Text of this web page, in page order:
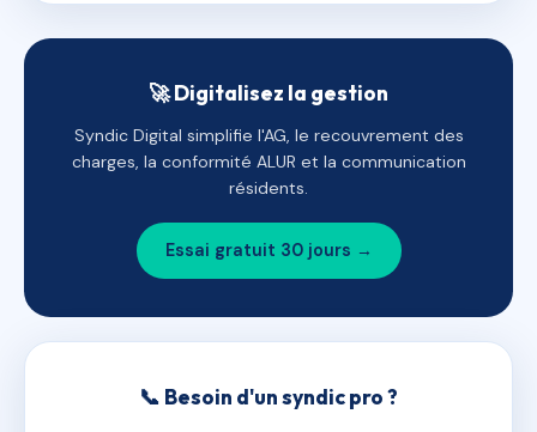
🚀 Digitalisez la gestion
Syndic Digital simplifie l'AG, le recouvrement des
charges, la conformité ALUR et la communication
résidents.
Essai gratuit 30 jours →
📞 Besoin d'un syndic pro ?